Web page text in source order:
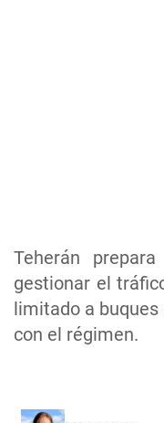
Teherán
gestionar el
limitado a buques
con el régimen.